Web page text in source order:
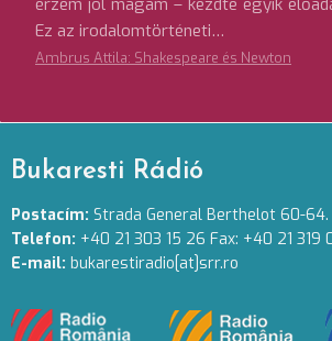
érzem jól magam – kezdte egyik
Ez az irodalomtörténeti…
Ambrus Attila: Shakespeare és Newton
Bukaresti Rádió
Postacím: Strada General Berthelot 60-64.
Telefon: +40 21 303 15 26 Fax: +40 21 319
E-mail: bukarestiradio[at]srr.ro